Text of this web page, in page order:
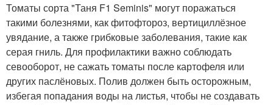
Томаты сорта "Таня F1 Seminis" могут поражаться
такими болезнями, как фитофтороз, вертициллёзное
увядание, а также грибковые заболевания, такие как
серая гниль. Для профилактики важно соблюдать
севооборот, не сажать томаты после картофеля или
других паслёновых. Полив должен быть осторожным,
избегая попадания воды на листья, чтобы не создавать